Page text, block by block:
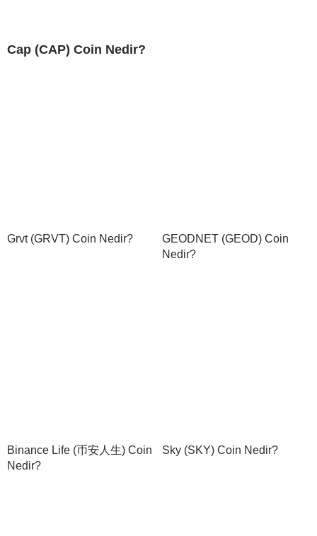
Cap (CAP) Coin Nedir?
Grvt (GRVT) Coin Nedir?
GEODNET (GEOD) Coin
Nedir?
Binance Life (币安人生) Coin
Nedir?
Sky (SKY) Coin Nedir?